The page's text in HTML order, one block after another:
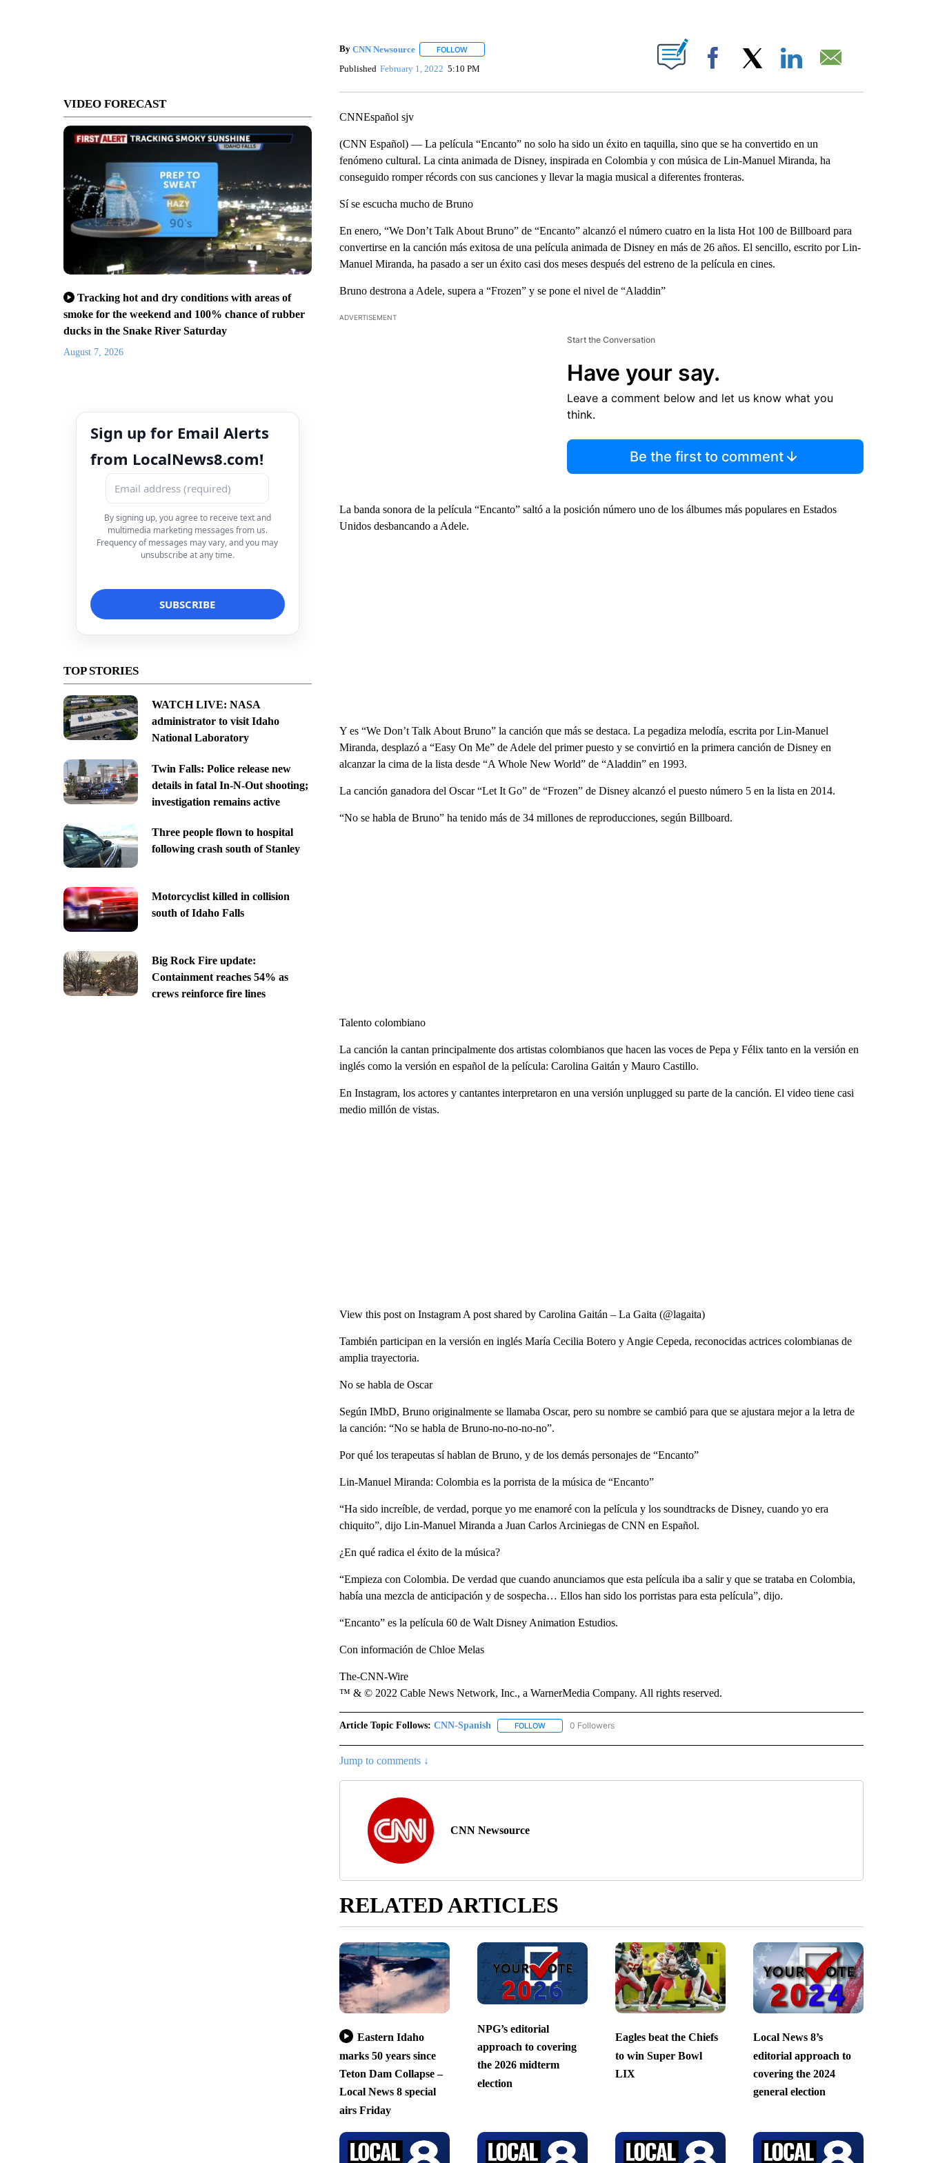
VIDEO FORECAST
Tracking hot and dry conditions with areas of
smoke for the weekend and 100% chance of rubber
ducks in the Snake River Saturday
August 7, 2026
Sign up for Email Alerts
from LocalNews8.com!
By signing up, you agree to receive text and
multimedia marketing messages from us.
Frequency of messages may vary, and you may
unsubscribe at any time.
TOP STORIES
WATCH LIVE: NASA
administrator to visit Idaho
National Laboratory
Twin Falls: Police release new
details in fatal In-N-Out shooting;
investigation remains active
Three people flown to hospital
following crash south of Stanley
Motorcyclist killed in collision
south of Idaho Falls
Big Rock Fire update:
Containment reaches 54% as
crews reinforce fire lines
By CNN Newsource FOLLOWFOLLOW "" TO RECEIVE NOTIFICATIONS ABOUT NEW PAGES ON "".
Published February 1, 2022 5:10 PM Facebook
CNNEspañol sjv
(CNN Español) — La película “Encanto” no solo ha sido un éxito en taquilla, sino que se ha convertido en un
fenómeno cultural. La cinta animada de Disney, inspirada en Colombia y con música de Lin-Manuel Miranda, ha
conseguido romper récords con sus canciones y llevar la magia musical a diferentes fronteras.
Sí se escucha mucho de Bruno
En enero, “We Don’t Talk About Bruno” de “Encanto” alcanzó el número cuatro en la lista Hot 100 de Billboard para
convertirse en la canción más exitosa de una película animada de Disney en más de 26 años. El sencillo, escrito por Lin-
Manuel Miranda, ha pasado a ser un éxito casi dos meses después del estreno de la película en cines.
Bruno destrona a Adele, supera a “Frozen” y se pone el nivel de “Aladdin”
ADVERTISEMENT
Start the Conversation
Have your say.
Leave a comment below and let us know what you
think.
Be the first to comment
La banda sonora de la película “Encanto” saltó a la posición número uno de los álbumes más populares en Estados
Unidos desbancando a Adele.
Y es “We Don’t Talk About Bruno” la canción que más se destaca. La pegadiza melodía, escrita por Lin-Manuel
Miranda, desplazó a “Easy On Me” de Adele del primer puesto y se convirtió en la primera canción de Disney en
alcanzar la cima de la lista desde “A Whole New World” de “Aladdin” en 1993.
La canción ganadora del Oscar “Let It Go” de “Frozen” de Disney alcanzó el puesto número 5 en la lista en 2014.
“No se habla de Bruno” ha tenido más de 34 millones de reproducciones, según Billboard.
Talento colombiano
La canción la cantan principalmente dos artistas colombianos que hacen las voces de Pepa y Félix tanto en la versión en
inglés como la versión en español de la película: Carolina Gaitán y Mauro Castillo.
En Instagram, los actores y cantantes interpretaron en una versión unplugged su parte de la canción. El video tiene casi
medio millón de vistas.
View this post on Instagram A post shared by Carolina Gaitán – La Gaita (@lagaita)
También participan en la versión en inglés María Cecilia Botero y Angie Cepeda, reconocidas actrices colombianas de
amplia trayectoria.
No se habla de Oscar
Según IMbD, Bruno originalmente se llamaba Oscar, pero su nombre se cambió para que se ajustara mejor a la letra de
la canción: “No se habla de Bruno-no-no-no-no”.
Por qué los terapeutas sí hablan de Bruno, y de los demás personajes de “Encanto”
Lin-Manuel Miranda: Colombia es la porrista de la música de “Encanto”
“Ha sido increíble, de verdad, porque yo me enamoré con la película y los soundtracks de Disney, cuando yo era
chiquito”, dijo Lin-Manuel Miranda a Juan Carlos Arciniegas de CNN en Español.
¿En qué radica el éxito de la música?
“Empieza con Colombia. De verdad que cuando anunciamos que esta película iba a salir y que se trataba en Colombia,
había una mezcla de anticipación y de sospecha… Ellos han sido los porristas para esta película”, dijo.
“Encanto” es la película 60 de Walt Disney Animation Estudios.
Con información de Chloe Melas
The-CNN-Wire
™ & © 2022 Cable News Network, Inc., a WarnerMedia Company. All rights reserved.
Article Topic Follows: CNN-Spanish FOLLOWFOLLOW "CNN-SPANISH" TO RECEIVE NOTIFICATIONS ABOUT NEW PAGES ON "CNN-SPANISH".
0 Followers
Jump to comments ↓
CNN Newsource
RELATED ARTICLES
Eastern Idaho
marks 50 years since
Teton Dam Collapse –
Local News 8 special
airs Friday
NPG’s editorial
approach to covering
the 2026 midterm
election
Eagles beat the Chiefs
to win Super Bowl
LIX
Local News 8’s
editorial approach to
covering the 2024
general election